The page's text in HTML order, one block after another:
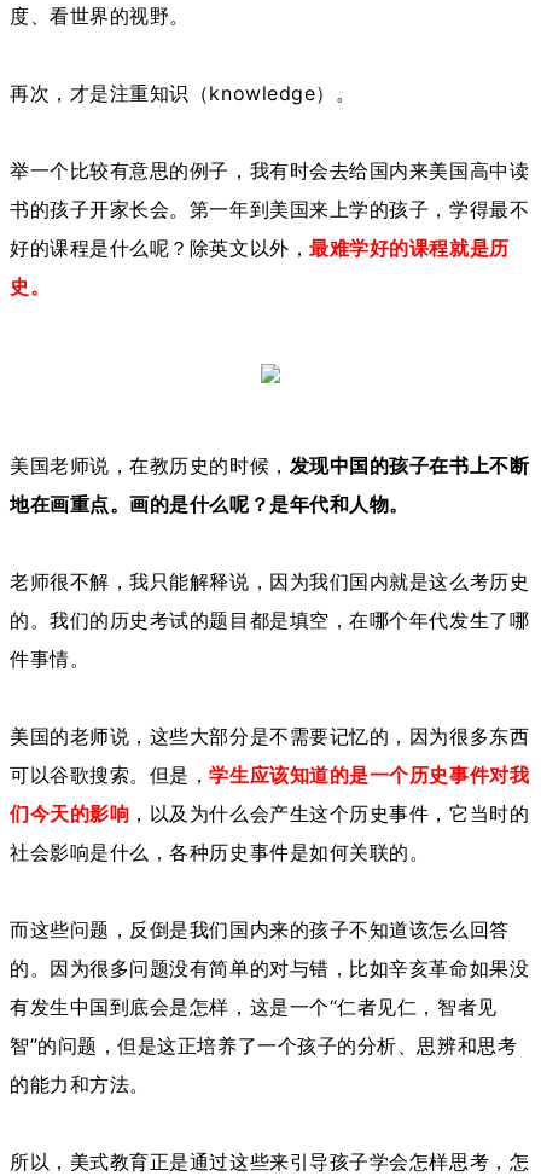
度、看世界的视野。
再次，才是注重知识（knowledge）。
举一个比较有意思的例子，我有时会去给国内来美国高中读
书的孩子开家长会。第一年到美国来上学的孩子，学得最不
好的课程是什么呢？除英文以外，最难学好的课程就是历
史。
美国老师说，在教历史的时候， 发现中国的孩子在书上不断
地在画重点。画的是什么呢？是年代和人物。
老师很不解，我只能解释说，因为我们国内就是这么考历史
的。我们的历史考试的题目都是填空，在哪个年代发生了哪
件事情。
美国的老师说，这些大部分是不需要记忆的，因为很多东西
可以谷歌搜索。但是，学生应该知道的是一个历史事件对我
们今天的影响 ，以及为什么会产生这个历史事件，它当时的
社会影响是什么，各种历史事件是如何关联的。
而这些问题，反倒是我们国内来的孩子不知道该怎么回答
的。因为很多问题没有简单的对与错，比如辛亥革命如果没
有发生中国到底会是怎样，这是一个“仁者见仁，智者见
智”的问题，但是这正培养了一个孩子的分析、思辨和思考
的能力和方法。
所以，美式教育正是通过这些来引导孩子学会怎样思考，怎